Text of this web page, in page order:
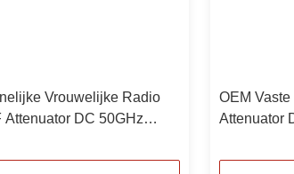
Vrouwelijke Radio
Attenuator DC 50GHz
OEM
Attenuator